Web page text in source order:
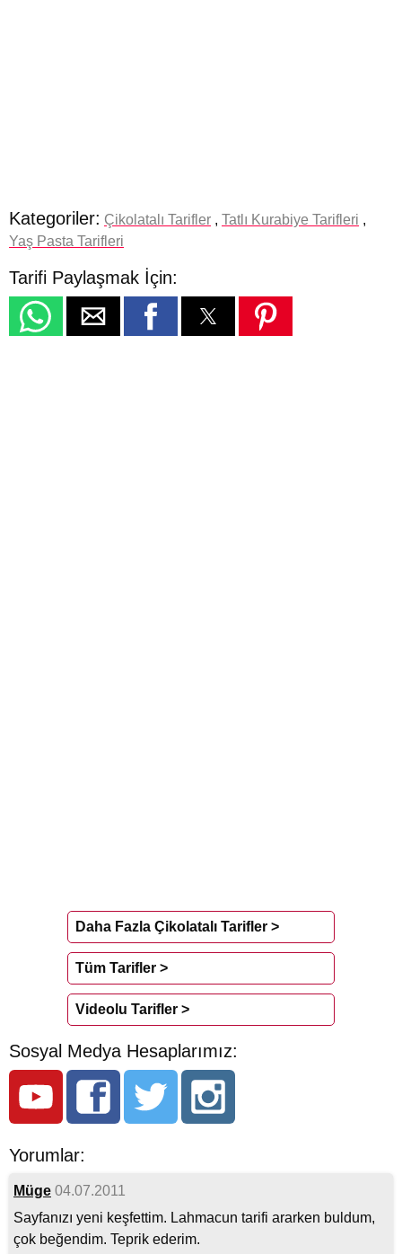
Kategoriler: Çikolatalı Tarifler , Tatlı Kurabiye Tarifleri ,
Yaş Pasta Tarifleri
Tarifi Paylaşmak İçin:
Daha Fazla Çikolatalı Tarifler >
Tüm Tarifler >
Videolu Tarifler >
Sosyal Medya Hesaplarımız:
Yorumlar:
Müge 04.07.2011
Sayfanızı yeni keşfettim. Lahmacun tarifi ararken buldum,
çok beğendim. Teprik ederim.